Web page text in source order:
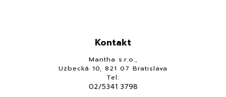
Kontakt
Mantha s.r.o.,
Uzbecká 10, 821 07 Bratislava
Tel:
02/5341 3798